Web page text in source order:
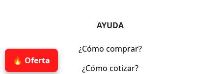
🔥 Oferta
AYUDA
¿Cómo comprar?
¿Cómo cotizar?